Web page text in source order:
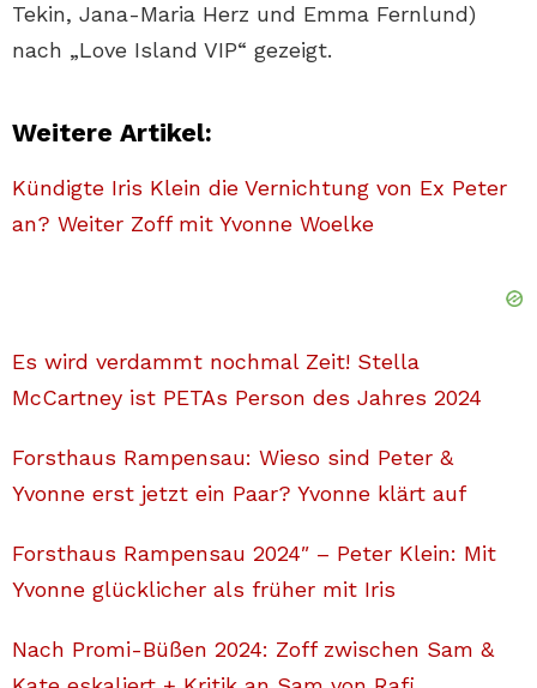
Tekin, Jana-Maria Herz und Emma Fernlund)
nach „Love Island VIP“ gezeigt.
Weitere Artikel:
Kündigte Iris Klein die Vernichtung von Ex Peter
an? Weiter Zoff mit Yvonne Woelke
Es wird verdammt nochmal Zeit! Stella
McCartney ist PETAs Person des Jahres 2024
Forsthaus Rampensau: Wieso sind Peter &
Yvonne erst jetzt ein Paar? Yvonne klärt auf
Forsthaus Rampensau 2024″ – Peter Klein: Mit
Yvonne glücklicher als früher mit Iris
Nach Promi-Büßen 2024: Zoff zwischen Sam &